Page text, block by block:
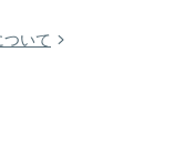
いて